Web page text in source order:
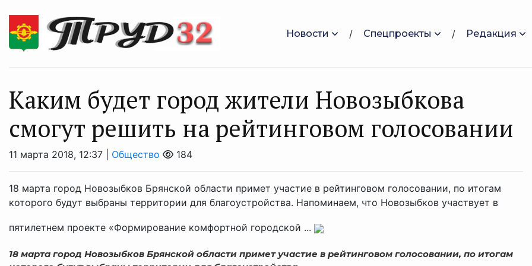
Новости Спецпроекты Редакция
Каким будет город жители Новозыбкова
смогут решить на рейтинговом голосовании
11 марта 2018, 12:37 | Общество 184
18 марта город Новозыбков Брянской области примет участие в рейтинговом голосовании, по итогам
которого будут выбраны территории для благоустройства. Напоминаем, что Новозыбков участвует в
пятилетнем проекте «Формирование комфортной городской ...
18 марта город Новозыбков Брянской области примет участие в рейтинговом голосовании, по итогам